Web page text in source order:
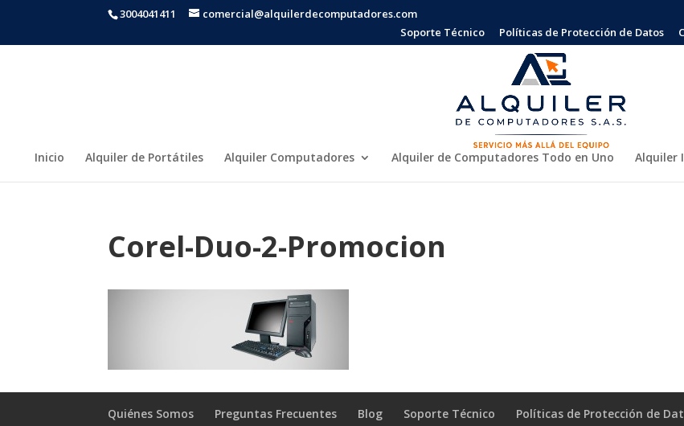
3004041411
comercial@alquilerdecomputadores.com
Soporte Técnico
Políticas de Protección de Datos
Inicio Alquiler de Portátiles Alquiler Computadores Alquiler de Computadores Todo en Uno Alquiler
Corel-Duo-2-Promocion
Quiénes Somos Preguntas Frecuentes Blog Soporte Técnico Políticas de Protección de